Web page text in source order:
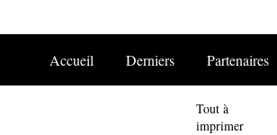
Accueil Derniers Partenaires
Tout à
imprimer